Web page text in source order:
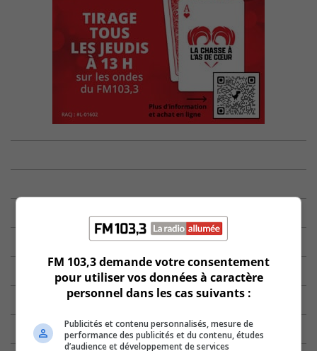
FM 103,3 demande votre consentement
pour utiliser vos données à caractère
personnel dans les cas suivants :
Publicités et contenu personnalisés, mesure de
performance des publicités et du contenu, études
d’audience et développement de services